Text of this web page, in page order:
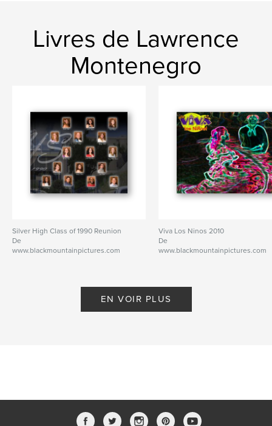
Livres de Lawrence
Montenegro
Silver High Class of 1990 Reunion
De
www.blackmountainpictures.com
Viva Los Ninos 2010
De
www.blackmountainpictures.com
EN VOIR PLUS